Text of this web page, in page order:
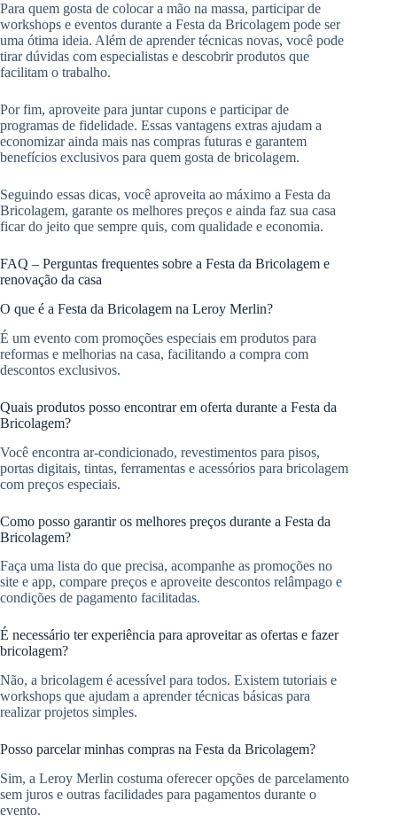
Para quem gosta de colocar a mão na massa, participar de
workshops e eventos durante a Festa da Bricolagem pode ser
uma ótima ideia. Além de aprender técnicas novas, você pode
tirar dúvidas com especialistas e descobrir produtos que
facilitam o trabalho.
Por fim, aproveite para juntar cupons e participar de
programas de fidelidade. Essas vantagens extras ajudam a
economizar ainda mais nas compras futuras e garantem
benefícios exclusivos para quem gosta de bricolagem.
Seguindo essas dicas, você aproveita ao máximo a Festa da
Bricolagem, garante os melhores preços e ainda faz sua casa
ficar do jeito que sempre quis, com qualidade e economia.
FAQ – Perguntas frequentes sobre a Festa da Bricolagem e
renovação da casa
O que é a Festa da Bricolagem na Leroy Merlin?
É um evento com promoções especiais em produtos para
reformas e melhorias na casa, facilitando a compra com
descontos exclusivos.
Quais produtos posso encontrar em oferta durante a Festa da
Bricolagem?
Você encontra ar-condicionado, revestimentos para pisos,
portas digitais, tintas, ferramentas e acessórios para bricolagem
com preços especiais.
Como posso garantir os melhores preços durante a Festa da
Bricolagem?
Faça uma lista do que precisa, acompanhe as promoções no
site e app, compare preços e aproveite descontos relâmpago e
condições de pagamento facilitadas.
É necessário ter experiência para aproveitar as ofertas e fazer
bricolagem?
Não, a bricolagem é acessível para todos. Existem tutoriais e
workshops que ajudam a aprender técnicas básicas para
realizar projetos simples.
Posso parcelar minhas compras na Festa da Bricolagem?
Sim, a Leroy Merlin costuma oferecer opções de parcelamento
sem juros e outras facilidades para pagamentos durante o
evento.